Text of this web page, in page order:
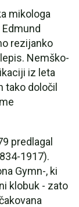
mikologa
rezijanko
Nemško-
iz leta
tako določil
predlagal
1917).
Gymn-, ki
klobuk - zato